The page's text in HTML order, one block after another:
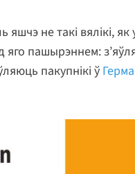
яшчэ не такі вялікі,
яго пашырэннем:
пакупнікі ў